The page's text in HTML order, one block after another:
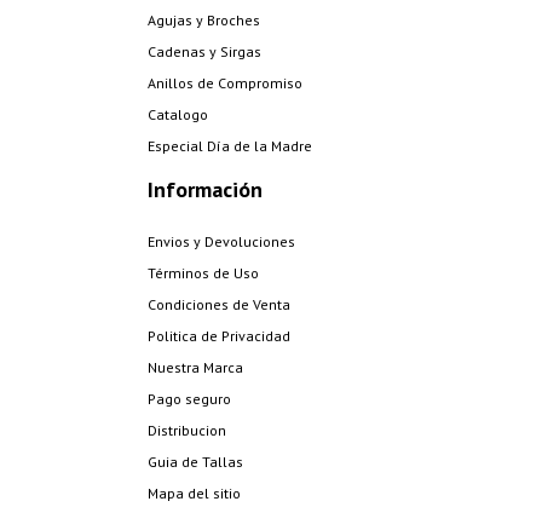
Agujas y Broches
Cadenas y Sirgas
Anillos de Compromiso
Catalogo
Especial Día de la Madre
Información
Envios y Devoluciones
Términos de Uso
Condiciones de Venta
Politica de Privacidad
Nuestra Marca
Pago seguro
Distribucion
Guia de Tallas
Mapa del sitio